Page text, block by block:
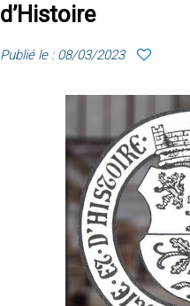
d’Histoire
Publié le : 08/03/2023